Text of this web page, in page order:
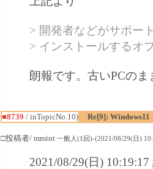
> 開発者などがサポー
> インストールするオ
朗報です。古いPCの
■8739 / inTopicNo.10) Re[9]: Windows11
□投稿者/ mmint 一般人(1回)-(2021/08/29(日)
2021/08/29(日)